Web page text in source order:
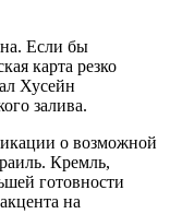
Если бы
карта резко
Хусейн
залива.
о возможной
Кремль,
готовности
на